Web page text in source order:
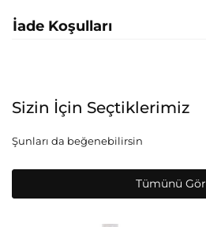
İade Koşulları
Sizin İçin Seçtiklerimiz
Şunları da beğenebilirsin
Tümünü Gör